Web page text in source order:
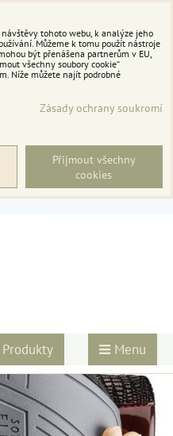
Produkty Menu
tohoto webu, k analýze jeho
Můžeme k tomu použít nástroje
být přenášena partnerům v EU,
všechny soubory cookie“
Níže můžete najít podrobné
Zásady ochrany soukromí
Přijmout všechny
cookies